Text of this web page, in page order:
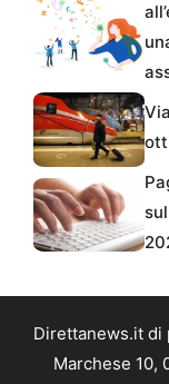
Direttanews.it di
Marchese 10,